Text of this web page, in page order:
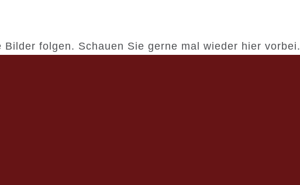
Bilder folgen. Schauen Sie gerne mal wieder hier vorbei.